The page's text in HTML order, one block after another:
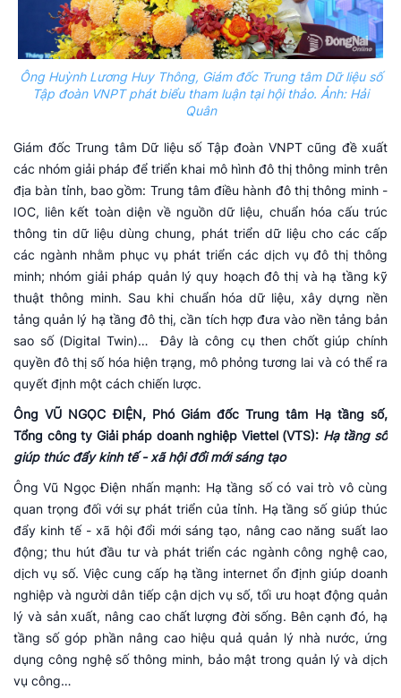
Ông Huỳnh Lương Huy Thông, Giám đốc Trung tâm Dữ liệu số
Tập đoàn VNPT phát biểu tham luận tại hội thảo. Ảnh: Hải
Quân
Giám đốc Trung tâm Dữ liệu số Tập đoàn VNPT cũng đề xuất
các nhóm giải pháp để triển khai mô hình đô thị thông minh trên
địa bàn tỉnh, bao gồm: Trung tâm điều hành đô thị thông minh -
IOC, liên kết toàn diện về nguồn dữ liệu, chuẩn hóa cấu trúc
thông tin dữ liệu dùng chung, phát triển dữ liệu cho các cấp
các ngành nhằm phục vụ phát triển các dịch vụ đô thị thông
minh; nhóm giải pháp quản lý quy hoạch đô thị và hạ tầng kỹ
thuật thông minh. Sau khi chuẩn hóa dữ liệu, xây dựng nền
tảng quản lý hạ tầng đô thị, cần tích hợp đưa vào nền tảng bản
sao số (Digital Twin)… Đây là công cụ then chốt giúp chính
quyền đô thị số hóa hiện trạng, mô phỏng tương lai và có thể ra
quyết định một cách chiến lược.
Ông VŨ NGỌC ĐIỆN, Phó Giám đốc Trung tâm Hạ tầng số,
Tổng công ty Giải pháp doanh nghiệp Viettel (VTS): Hạ tầng số
giúp thúc đẩy kinh tế - xã hội đổi mới sáng tạo
Ông Vũ Ngọc Điện nhấn mạnh: Hạ tầng số có vai trò vô cùng
quan trọng đối với sự phát triển của tỉnh. Hạ tầng số giúp thúc
đẩy kinh tế - xã hội đổi mới sáng tạo, nâng cao năng suất lao
động; thu hút đầu tư và phát triển các ngành công nghệ cao,
dịch vụ số. Việc cung cấp hạ tầng internet ổn định giúp doanh
nghiệp và người dân tiếp cận dịch vụ số, tối ưu hoạt động quản
lý và sản xuất, nâng cao chất lượng đời sống. Bên cạnh đó, hạ
tầng số góp phần nâng cao hiệu quả quản lý nhà nước, ứng
dụng công nghệ số thông minh, bảo mật trong quản lý và dịch
vụ công…